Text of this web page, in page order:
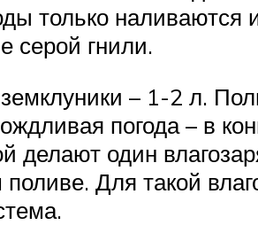
только
серой гнили.
– 1-2 л.
погода – в
делают один
Для такой